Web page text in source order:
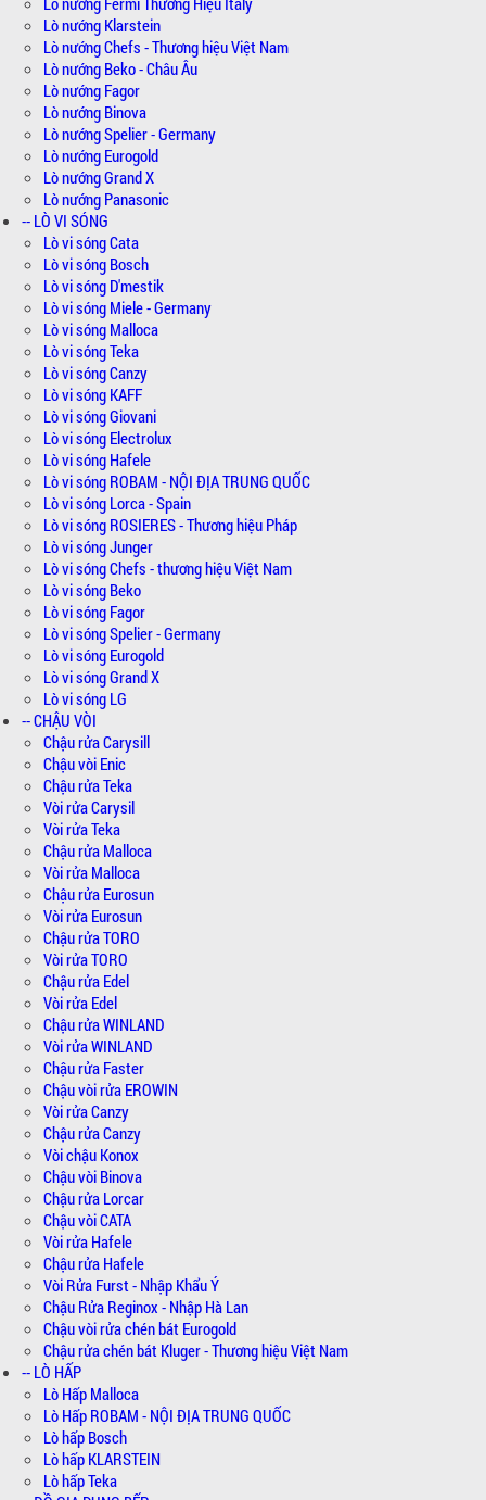
Lò nướng Klarstein
Lò nướng Chefs - Thương hiệu Việt Nam
Lò nướng Beko - Châu Âu
Lò nướng Fagor
Lò nướng Binova
Lò nướng Spelier - Germany
Lò nướng Eurogold
Lò nướng Grand X
Lò nướng Panasonic
-- LÒ VI SÓNG
Lò vi sóng Cata
Lò vi sóng Bosch
Lò vi sóng D'mestik
Lò vi sóng Miele - Germany
Lò vi sóng Malloca
Lò vi sóng Teka
Lò vi sóng Canzy
Lò vi sóng KAFF
Lò vi sóng Giovani
Lò vi sóng Electrolux
Lò vi sóng Hafele
Lò vi sóng ROBAM - NỘI ĐỊA TRUNG QUỐC
Lò vi sóng Lorca - Spain
Lò vi sóng ROSIERES - Thương hiệu Pháp
Lò vi sóng Junger
Lò vi sóng Chefs - thương hiệu Việt Nam
Lò vi sóng Beko
Lò vi sóng Fagor
Lò vi sóng Spelier - Germany
Lò vi sóng Eurogold
Lò vi sóng Grand X
Lò vi sóng LG
-- CHẬU VÒI
Chậu rửa Carysill
Chậu vòi Enic
Chậu rửa Teka
Vòi rửa Carysil
Vòi rửa Teka
Chậu rửa Malloca
Vòi rửa Malloca
Chậu rửa Eurosun
Vòi rửa Eurosun
Chậu rửa TORO
Vòi rửa TORO
Chậu rửa Edel
Vòi rửa Edel
Chậu rửa WINLAND
Vòi rửa WINLAND
Chậu rửa Faster
Chậu vòi rửa EROWIN
Vòi rửa Canzy
Chậu rửa Canzy
Vòi chậu Konox
Chậu vòi Binova
Chậu rửa Lorcar
Chậu vòi CATA
Vòi rửa Hafele
Chậu rửa Hafele
Vòi Rửa Furst - Nhập Khẩu Ý
Chậu Rửa Reginox - Nhập Hà Lan
Chậu vòi rửa chén bát Eurogold
Chậu rửa chén bát Kluger - Thương hiệu Việt Nam
-- LÒ HẤP
Lò Hấp Malloca
Lò Hấp ROBAM - NỘI ĐỊA TRUNG QUỐC
Lò hấp Bosch
Lò hấp KLARSTEIN
Lò hấp Teka